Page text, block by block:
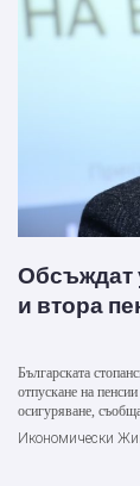
Обсъждат
и втора
Българската
отпускане на
осигуряване,
Икономически